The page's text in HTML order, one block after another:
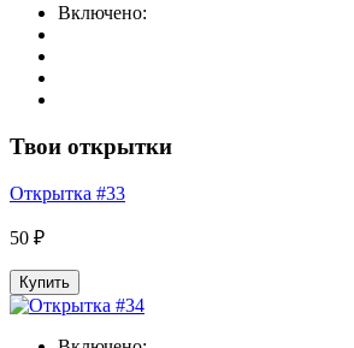
Включено:
Твои открытки
Открытка #33
50 ₽
Купить